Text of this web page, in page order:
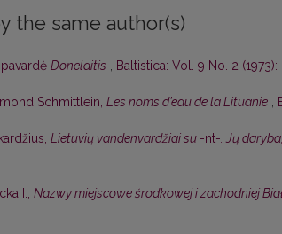
the same author(s)
pavardė Donelaitis , Baltistica: Vol. 9 No. 2
Schmittlein, Les noms d’eau de la Lituanie ,
Lietuvių vandenvardžiai su -nt-. Jų
I., Nazwy miejscowe środkowej i zachodniej